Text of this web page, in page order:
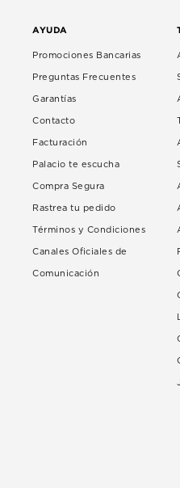
AYUDA
Promociones Bancarias
Preguntas Frecuentes
Garantías
Contacto
Facturación
Palacio te escucha
Compra Segura
Rastrea tu pedido
Términos y Condiciones
Canales Oficiales de
Comunicación